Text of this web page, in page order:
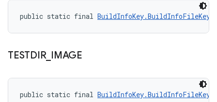
public static final BuildInfoKey.BuildInfoFileKey
TESTDIR_ IMAGE
public static final BuildInfoKey.BuildInfoFileKey